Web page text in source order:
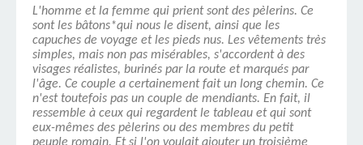
L'homme et la femme qui prient sont des pèlerins. Ce
sont les bâtons*qui nous le disent, ainsi que les
capuches de voyage et les pieds nus. Les vêtements très
simples, mais non pas misérables, s'accordent à des
visages réalistes, burinés par la route et marqués par
l'âge. Ce couple a certainement fait un long chemin. Ce
n'est toutefois pas un couple de men­diants. En fait, il
ressemble à ceux qui regardent le tableau et qui sont
eux-mêmes des pèlerins ou des membres du petit